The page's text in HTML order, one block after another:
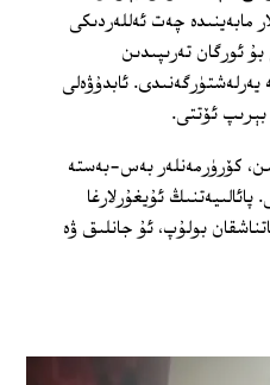
مابەينىدە چەت ئەللەردىكى
ئورگان تەرىپىدىن
يەرلەشتۈرگەنىدى. ئابدۇۋەلى
ئۆتتى.
كۆرۈرمەنلەر بەس-بەستە
ئۇيغۇرلارغا
بولۇپ، ئۇ جانلىق ۋە